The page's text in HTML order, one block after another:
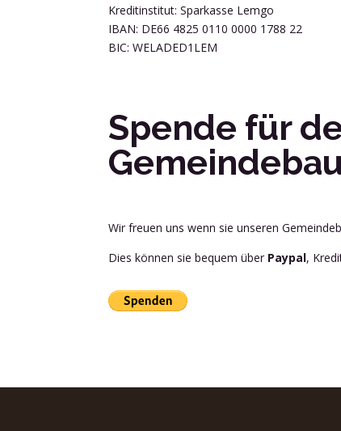
Kreditinstitut: Sparkasse Lemgo
IBAN: DE66 482501100000 1788 22
BIC: WELADED1LEM
Spende für
Wir freuen uns wenn sie unseren
Dies können sie bequem über Paypal,